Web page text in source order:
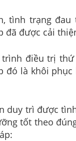
tình trạng
đã được cải
điều trị
đó là khôi
duy trì được
tốt theo